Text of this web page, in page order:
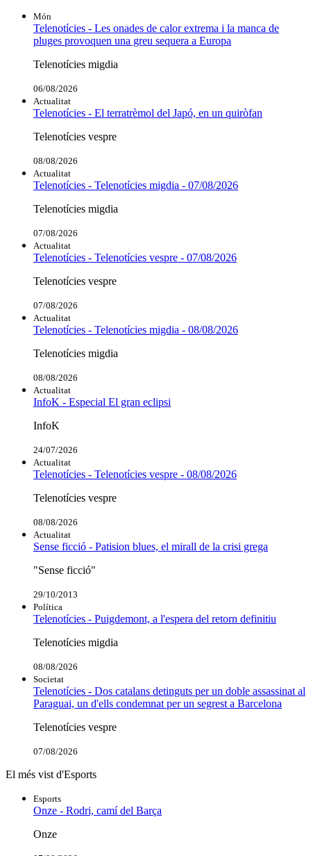
Món
Telenotícies - Les onades de calor extrema i la manca de
pluges provoquen una greu sequera a Europa
Telenotícies migdia
06/08/2026
Actualitat
Telenotícies - El terratrèmol del Japó, en un quiròfan
Telenotícies vespre
08/08/2026
Actualitat
Telenotícies - Telenotícies migdia - 07/08/2026
Telenotícies migdia
07/08/2026
Actualitat
Telenotícies - Telenotícies vespre - 07/08/2026
Telenotícies vespre
07/08/2026
Actualitat
Telenotícies - Telenotícies migdia - 08/08/2026
Telenotícies migdia
08/08/2026
Actualitat
InfoK - Especial El gran eclipsi
InfoK
24/07/2026
Actualitat
Telenotícies - Telenotícies vespre - 08/08/2026
Telenotícies vespre
08/08/2026
Actualitat
Sense ficció - Patision blues, el mirall de la crisi grega
"Sense ficció"
29/10/2013
Política
Telenotícies - Puigdemont, a l'espera del retorn definitiu
Telenotícies migdia
08/08/2026
Societat
Telenotícies - Dos catalans detinguts per un doble assassinat al
Paraguai, un d'ells condemnat per un segrest a Barcelona
Telenotícies vespre
07/08/2026
El més vist d'Esports
Esports
Onze - Rodri, camí del Barça
Onze